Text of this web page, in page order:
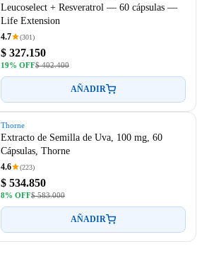
Leucoselect + Resveratrol — 60 cápsulas —
Life Extension
4.7 (301)
$ 327.150
19% OFF$ 402.400
AÑADIR
Thorne
Extracto de Semilla de Uva, 100 mg, 60
Cápsulas, Thorne
4.6 (223)
$ 534.850
8% OFF$ 583.000
AÑADIR